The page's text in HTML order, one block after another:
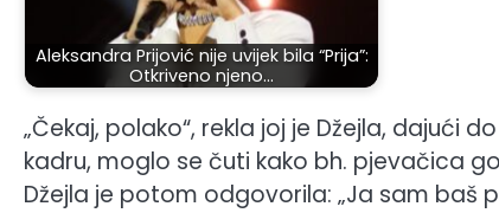
Aleksandra Prijović nije uvijek bila “Prija”:
Otkriveno njeno…
„Čekaj, polako“, rekla joj je Džejla, dajući
kadru, moglo se čuti kako bh. pjevačica
Džejla je potom odgovorila: „Ja sam baš